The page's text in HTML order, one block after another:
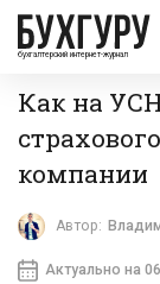
бухгалтерский интернет-журнал
Как на
компании
Автор:
Актуально на